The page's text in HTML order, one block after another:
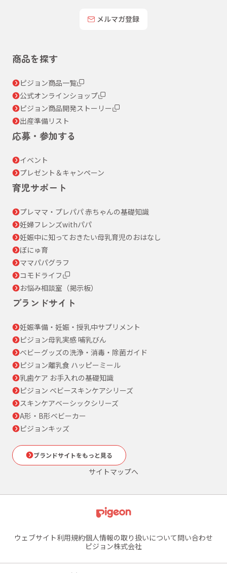
メルマガ登録
商品を探す
ピジョン商品一覧
公式オンラインショップ
ピジョン商品開発ストーリー
出産準備リスト
応募・参加する
イベント
プレゼント＆キャンペーン
育児サポート
プレママ・プレパパ 赤ちゃんの基礎知識
妊婦フレンズwithパパ
妊娠中に知っておきたい母乳育児のおはなし
ぼにゅ育
ママパパグラフ
コモドライフ
お悩み相談室（掲示板）
ブランドサイト
妊娠準備・妊娠・授乳中サプリメント
ピジョン母乳実感 哺乳びん
ベビーグッズの洗浄・消毒・除菌ガイド
ピジョン離乳食 ハッピーミール
乳歯ケア お手入れの基礎知識
ピジョン ベビースキンケアシリーズ
スキンケアベーシックシリーズ
A形・B形ベビーカー
ピジョンキッズ
ブランドサイトをもっと見る
サイトマップへ
ウェブサイト利用規約個人情報の取り扱いについて問い合わせ
ピジョン株式会社